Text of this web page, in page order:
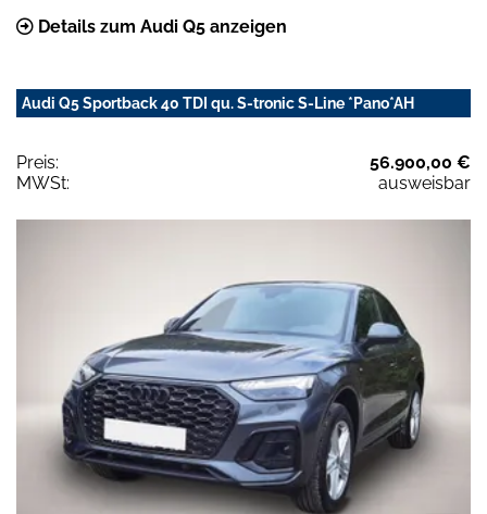
Details zum Audi Q5 anzeigen
Audi Q5 Sportback 40 TDI qu. S-tronic S-Line *Pano*AH
Preis:
56.900,00 €
MWSt:
ausweisbar